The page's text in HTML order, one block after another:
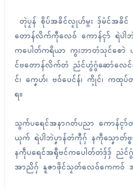
တုဲပၠန် စိုပ်အခိၚ်လၟုဟ်မ္ဂး ဒှ်မံၚ်အခိ
တောန်လိက်ကီုလေဝ် ကောန်င္ၚာ် ရဲပါဲ
ကပေါတ်ကရိယာ ကွးဘာတံသုၚ်စောဲ
ၚ်ဗတောန်လိက်တံ ညံၚ်ဟွံဂွံဆောံလေၚ်
ၚ်၊ ကၞေဟ်၊ ဗဝ်ပေၚ်န်၊ က္ဍိုၚ်၊ က
ရ။
သွက်ပရေၚ်အနာဂတ်ပညာ ကောန်င္
ယုက် ရဲပါဲဘဲပၞာန်တံကီုဂှ် နကဵုသၞောတ်ဗ္
နကဵုပရေၚ်အရီုဗၚ်ကပေါတ်တံဒှ်ဒှ် ညံၚ်
အာညိဂှ် နူဇာဖိုၚ်သၟတ်လေဝ်ကေကဝ်